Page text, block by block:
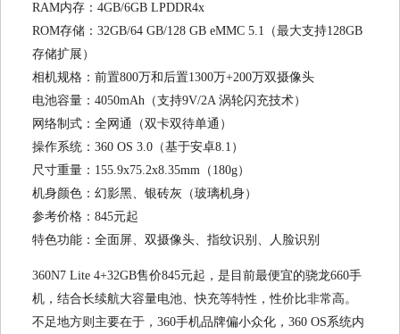
RAM内存：4GB/6GB LPDDR4x
ROM存储：32GB/64 GB/128 GB eMMC 5.1（最大支持128GB
存储扩展）
相机规格：前置800万和后置1300万+200万双摄像头
电池容量：4050mAh（支持9V/2A 涡轮闪充技术）
网络制式：全网通（双卡双待单通）
操作系统：360 OS 3.0（基于安卓8.1）
尺寸重量：155.9x75.2x8.35mm（180g）
机身颜色：幻影黑、银砖灰（玻璃机身）
参考价格：845元起
特色功能：全面屏、双摄像头、指纹识别、人脸识别
360N7 Lite 4+32GB售价845元起，是目前最便宜的骁龙660手
机，结合长续航大容量电池、快充等特性，性价比非常高。
不足地方则主要在于，360手机品牌偏小众化，360 OS系统内